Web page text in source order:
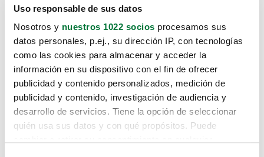
Uso responsable de sus datos
Nosotros y nuestros 1022 socios procesamos sus
datos personales, p.ej., su dirección IP, con tecnologías
como las cookies para almacenar y acceder la
información en su dispositivo con el fin de ofrecer
publicidad y contenido personalizados, medición de
publicidad y contenido, investigación de audiencia y
desarrollo de servicios. Tiene la opción de seleccionar
quién usa sus datos y con qué propósitos. Puede
Lo sentimos, no sabemos como
te hemos traido hasta aquí.
Pero puedes encontrar el coche que estás
buscando en alguno de estos enlaces: